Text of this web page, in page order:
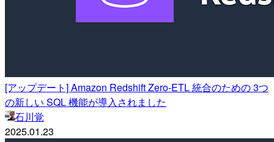
[アップデート] Amazon Redshift Zero-ETL 統合のための 3つ
の新しい SQL 機能が導入されました
石川覚
2025.01.23